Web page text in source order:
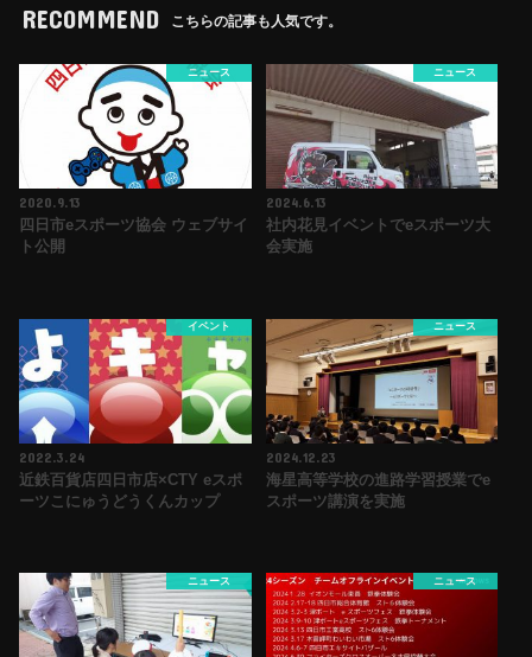
RECOMMEND こちらの記事も人気です。
ニュース
2020.9.13
四日市eスポーツ協会 ウェブサイ
ト公開
ニュース
2024.6.13
社内花見イベントでeスポーツ大
会実施
イベント
2022.3.24
近鉄百貨店四日市店×CTY eスポ
ーツこにゅうどうくんカップ
ニュース
2024.12.23
海星高等学校の進路学習授業でe
スポーツ講演を実施
ニュース ニュース